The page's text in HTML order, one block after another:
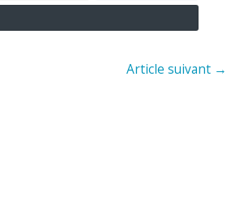
Article suivant →